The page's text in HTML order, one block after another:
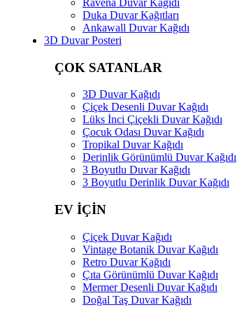
Ravena Duvar Kağıdı
Duka Duvar Kağıtları
Ankawall Duvar Kağıdı
3D Duvar Posteri
ÇOK SATANLAR
3D Duvar Kağıdı
Çiçek Desenli Duvar Kağıdı
Lüks İnci Çiçekli Duvar Kağıdı
Çocuk Odası Duvar Kağıdı
Tropikal Duvar Kağıdı
Derinlik Görünümlü Duvar Kağıdı
3 Boyutlu Duvar Kağıdı
3 Boyutlu Derinlik Duvar Kağıdı
EV İÇİN
Çiçek Duvar Kağıdı
Vintage Botanik Duvar Kağıdı
Retro Duvar Kağıdı
Çıta Görünümlü Duvar Kağıdı
Mermer Desenli Duvar Kağıdı
Doğal Taş Duvar Kağıdı